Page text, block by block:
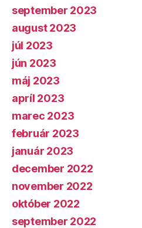
september 2023
august 2023
júl 2023
jún 2023
máj 2023
apríl 2023
marec 2023
február 2023
január 2023
december 2022
november 2022
október 2022
september 2022